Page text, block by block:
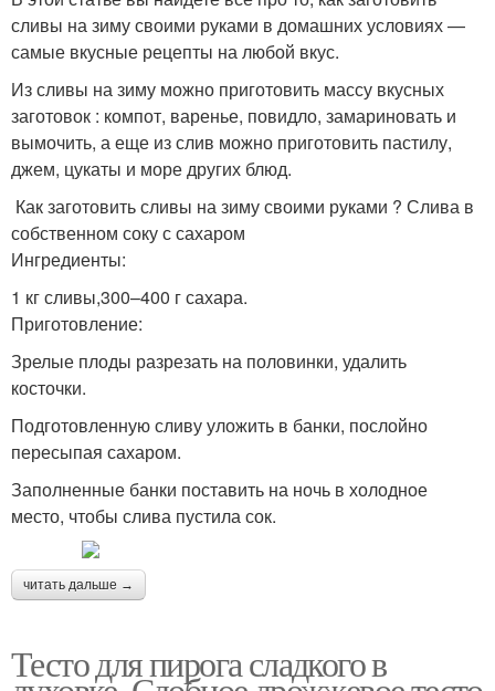
сливы на зиму своими руками в домашних условиях —
самые вкусные рецепты на любой вкус.
Из сливы на зиму можно приготовить массу вкусных
заготовок : компот, варенье, повидло, замариновать и
вымочить, а еще из слив можно приготовить пастилу,
джем, цукаты и море других блюд.
Как заготовить сливы на зиму своими руками ? Слива в
собственном соку с сахаром
Ингредиенты:
1 кг сливы,300–400 г сахара.
Приготовление:
Зрелые плоды разрезать на половинки, удалить
косточки.
Подготовленную сливу уложить в банки, послойно
пересыпая сахаром.
Заполненные банки поставить на ночь в холодное
место, чтобы слива пустила сок.
читать дальше →
Тесто для пирога сладкого в